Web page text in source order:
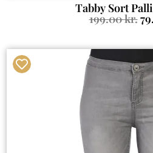
Tabby Sort
199.00kr.